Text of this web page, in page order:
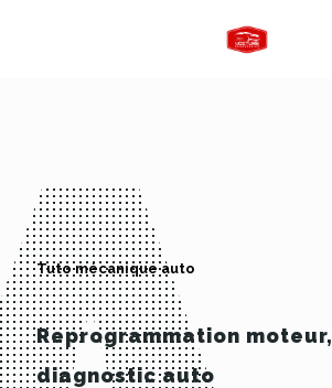
Tuto mécanique auto
Reprogrammation moteur,
diagnostic auto